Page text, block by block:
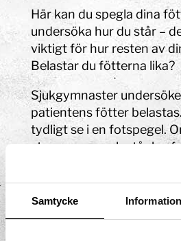
Samtycke Information
Här kan du spegla dina
undersöka hur du står –
viktigt för hur resten av
Belastar du fötterna lika?
Sjukgymnaster
patientens fötter
tydligt se i en fotspegel.
strumporna och står
använda fotspegeln för
på dina fotvalv och se
fötterna. Den del av
mest vitnar efter en